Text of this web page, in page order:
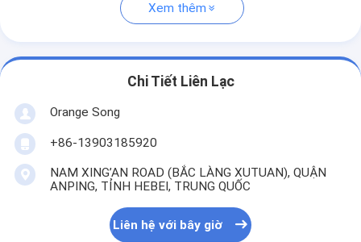
Xem thêm
Chi Tiết Liên Lạc
Orange Song
+86-13903185920
NAM XING’AN ROAD (BẮC LÀNG XUTUAN), QUẬN
ANPING, TỈNH HEBEI, TRUNG QUỐC
Liên hệ với bây giờ